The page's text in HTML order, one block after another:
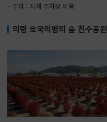
- 주차 : 자체 주차장 이용
의령 호국의병의 숲 친수공원